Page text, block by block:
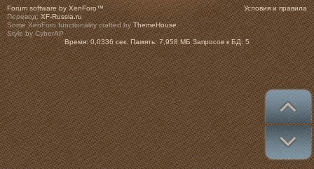
Условия и правила
Forum software by XenForo™
Перевод:XF-Russia.ru
Some XenForo functionality crafted byThemeHouse.
Style by CyberAP
Время: 0,0336 сек. Память: 7,958 МБ Запросов к БД: 5